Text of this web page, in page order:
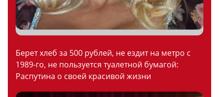
Берет хлеб за 500 рублей, не ездит на метро с
1989-го, не пользуется туалетной бумагой:
Распутина о своей красивой жизни